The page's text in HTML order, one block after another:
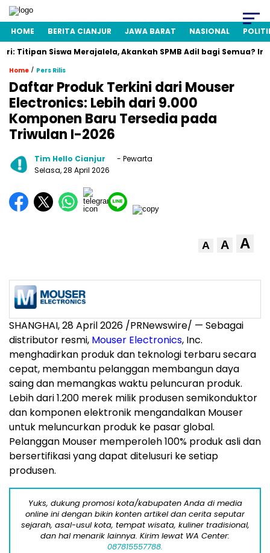
HOME BERITA CIANJUR JAWA BARAT NASIONAL
Siswa Merajalela, Akankah SPMB Adil bagi Semua? Ini
Home / Pers Rilis
Daftar Produk Terkini dari Mouser
Electronics: Lebih dari 9.000
Komponen Baru Tersedia pada
Triwulan I-2026
Tim Hello Cianjur
- Pewarta
Selasa, 28 April 2026
A A A
SHANGHAI,28 April 2026 /PRNewswire/ — Sebagai
distributor resmi, Mouser Electronics, Inc.
menghadirkan produk dan teknologi terbaru secara
cepat, membantu pelanggan membangun daya
saing dan memangkas waktu peluncuran produk.
Lebih dari 1.200 merek milik produsen semikonduktor
dan komponen elektronik mengandalkan Mouser
untuk meluncurkan produk ke pasar global.
Pelanggan Mouser memperoleh 100% produk asli dan
bersertifikasi yang dapat ditelusuri ke setiap
produsen.
Yuks, dukung promosi kota/kabupaten Anda di media
online ini dengan bikin konten artikel dan cerita seputar
sejarah, asal-usul kota, tempat wisata, kuliner tradisional,
dan hal menarik lainnya. Kirim lewat WA Center:
087815557788.